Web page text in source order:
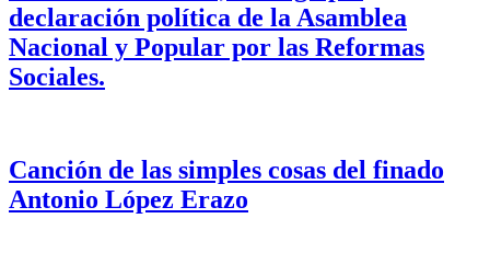
declaración política de la Asamblea
Nacional y Popular por las Reformas
Sociales.
Canción de las simples cosas del finado
Antonio López Erazo